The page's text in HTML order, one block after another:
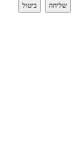
שליחה ביטול